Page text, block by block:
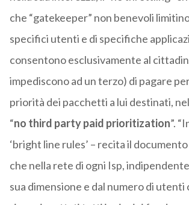
che “gatekeeper” non benevoli
specifici utenti e di specifiche
consentono esclusivamente al
impediscono ad un terzo) di pagare
priorità dei pacchetti a lui destinati,
“no third party paid prioritization”.
‘bright line rules’ – recita il
che nella rete di ogni Isp,
sua dimensione e dal numero di utenti